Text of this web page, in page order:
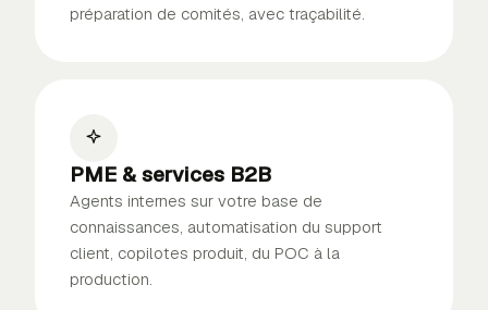
préparation de comités, avec traçabilité.
PME & services B2B
Agents internes sur votre base de
connaissances, automatisation du support
client, copilotes produit, du POC à la
production.